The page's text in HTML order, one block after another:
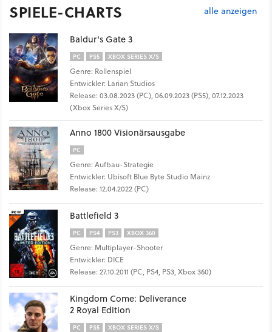
SPIELE-CHARTS alle anzeigen
Baldur's Gate 3
PC PS5 XBOX SERIES X/S
Genre: Rollenspiel
Entwickler: Larian Studios
Release: 03.08.2023 (PC), 06.09.2023 (PS5), 07.12.2023
(Xbox Series X/S)
Anno 1800 Visionärsausgabe
PC
Genre: Aufbau-Strategie
Entwickler: Ubisoft Blue Byte Studio Mainz
Release: 12.04.2022 (PC)
Battlefield 3
PC PS4 PS3 XBOX 360
Genre: Multiplayer-Shooter
Entwickler: DICE
Release: 27.10.2011 (PC, PS4, PS3, Xbox 360)
Kingdom Come: Deliverance
2 Royal Edition
PC PS5 XBOX SERIES X/S